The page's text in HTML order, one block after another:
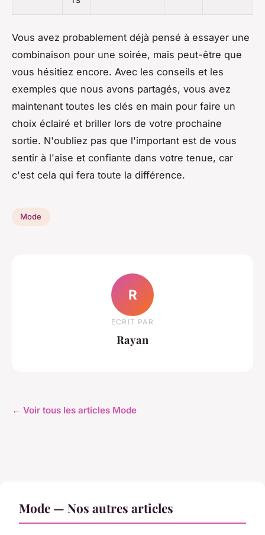
Vous avez probablement déjà pensé à essayer une
combinaison pour une soirée, mais peut-être que
vous hésitiez encore. Avec les conseils et les
exemples que nous avons partagés, vous avez
maintenant toutes les clés en main pour faire un
choix éclairé et briller lors de votre prochaine
sortie. N'oubliez pas que l'important est de vous
sentir à l'aise et confiante dans votre tenue, car
c'est cela qui fera toute la différence.
Mode
R
ECRIT PAR
Rayan
← Voir tous les articles Mode
Mode — Nos autres articles